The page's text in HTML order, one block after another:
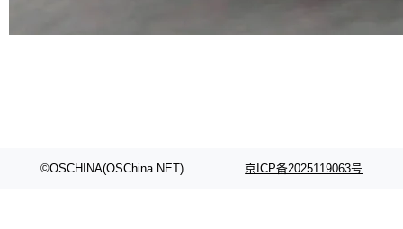
©OSCHINA(OSChina.NET) 京ICP备2025119063号